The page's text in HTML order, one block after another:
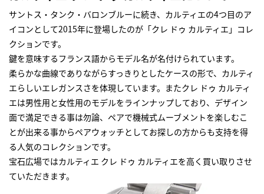
サントス・タンク・バロンブルーに続き、カルティエの4つ目のア
イコンとして2015年に登場したのが「クレ ドゥ カルティエ」コレ
クションです。
鍵を意味するフランス語からモデル名が名付けられています。
柔らかな曲線でありながらすっきりとしたケースの形で、カルティ
エらしいエレガンスさを体現しています。またクレ ドゥ カルティ
エは男性用と女性用のモデルをラインナップしており、デザイン
面で満足できる事は勿論、ペアで機械式ムーブメントを楽しむこ
とが出来る事からペアウォッチとしてお探しの方からも支持を得
る人気のコレクションです。
宝石広場ではカルティエ クレ ドゥ カルティエを高く買い取りさせ
ていただきます。